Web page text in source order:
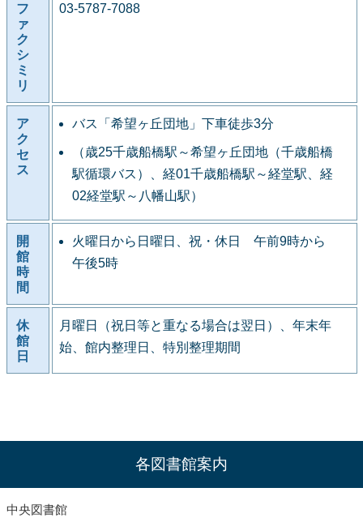
フ
ァ
ク
シ
ミ
リ
03-5787-7088
ア
ク
セ
ス
バス「希望ヶ丘団地」下車徒歩3分
（歳25千歳船橋駅～希望ヶ丘団地（千歳船橋
駅循環バス）、経01千歳船橋駅～経堂駅、経
02経堂駅～八幡山駅）
開
館
時
間
火曜日から日曜日、祝・休日 午前9時から
午後5時
休
館
日
月曜日（祝日等と重なる場合は翌日）、年末年
始、館内整理日、特別整理期間
各図書館案内
中央図書館